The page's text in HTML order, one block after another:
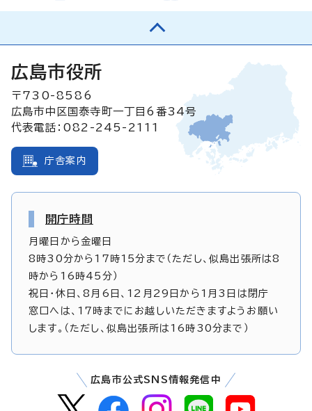
広島市役所
〒730-8586
広島市中区国泰寺町一丁目6番34号
代表電話：082-245-2111
庁舎案内
開庁時間
月曜日から金曜日
8時30分から17時15分まで（ただし、似島出張所は8
時から16時45分）
祝日・休日、8月6日、12月29日から1月3日は閉庁
窓口へは、17時までにお越しいただきますようお願い
します。（ただし、似島出張所は16時30分まで）
広島市公式SNS情報発信中